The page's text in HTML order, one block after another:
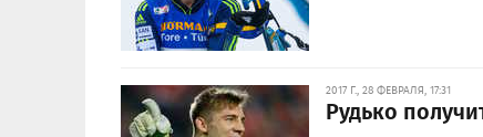
2017 Г., 28 ФЕВРАЛЯ, 17:31
Рудько